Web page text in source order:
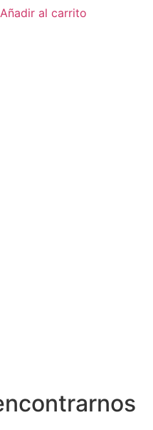
Añadir al carrito